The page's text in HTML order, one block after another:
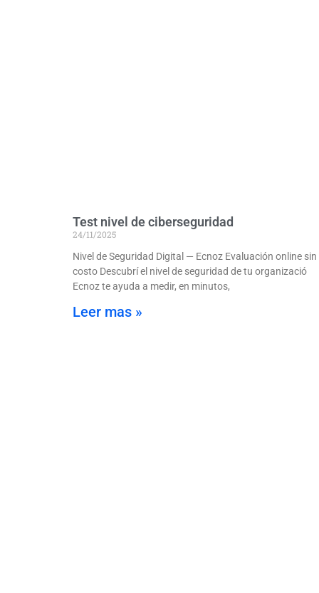
Test nivel de ciberseguridad
24/11/2025
Nivel de Seguridad Digital — Ecnoz Evaluación online sin
costo Descubrí el nivel de seguridad de tu organizació
Ecnoz te ayuda a medir, en minutos,
Leer mas »